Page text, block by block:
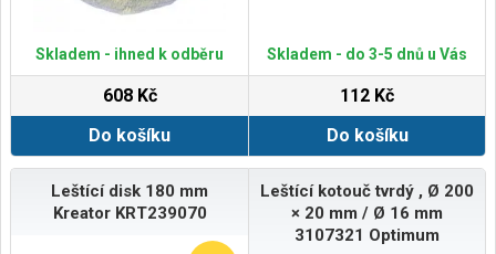
Skladem - ihned k odběru
608 Kč
Do košíku
Skladem - do 3-5 dnů u Vás
112 Kč
Do košíku
Leštící disk 180 mm
Kreator KRT239070
Leštící kotouč tvrdý , Ø 200
× 20 mm / Ø 16 mm
3107321 Optimum